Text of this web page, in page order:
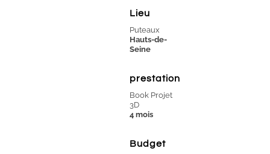
Lieu
Puteaux
Hauts-de-
Seine
prestation
Book Projet
3D
4 mois
Budget